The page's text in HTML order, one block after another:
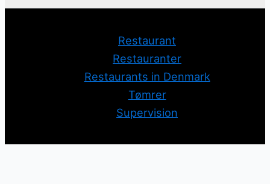
Restaurant
Restauranter
Restaurants in Denmark
Tømrer
Supervision